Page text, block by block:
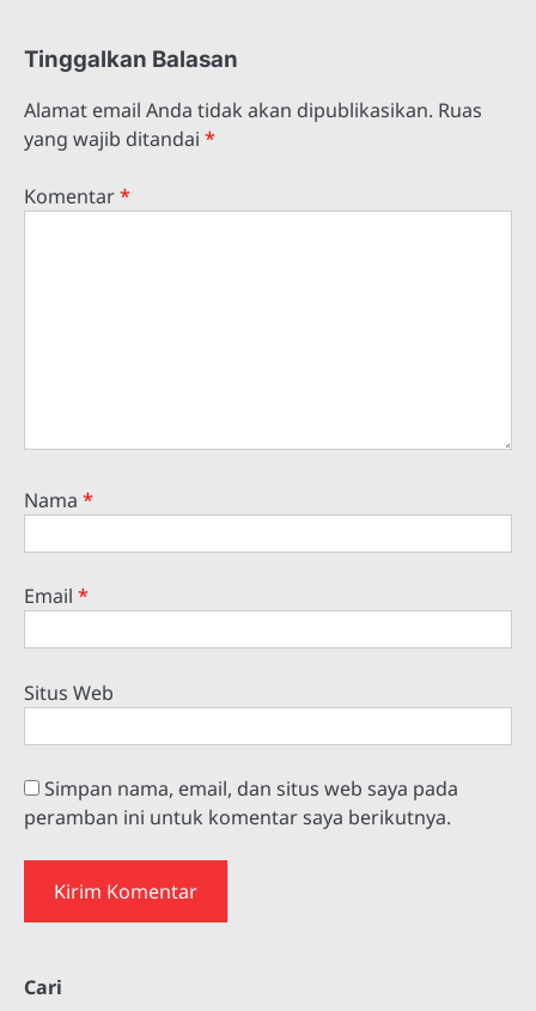
Tinggalkan Balasan
Alamat email Anda tidak akan dipublikasikan. Ruas
yang wajib ditandai *
Komentar*
Nama *
Email *
Situs Web
Simpan nama, email, dan situs web saya pada
peramban ini untuk komentar saya berikutnya.
Cari